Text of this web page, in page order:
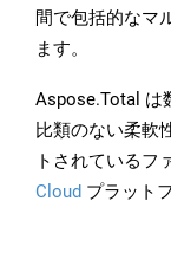
間で包括的なマ
ます。
Aspose.Total は
比類のない柔軟
トされているフ
Cloud プラット